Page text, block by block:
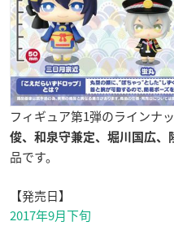
フィギュア第1弾のラインナ
俊、和泉守兼定、堀川国広、
品です。
【発売日】
2017年9月下旬